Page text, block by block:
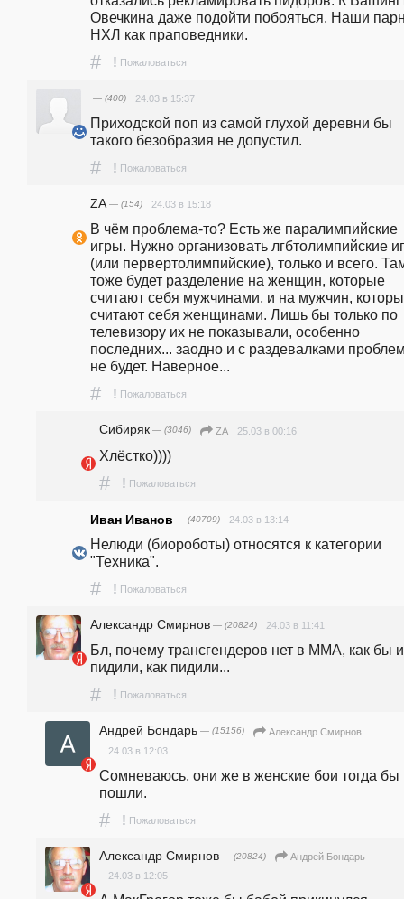
Овечкина даже подойти побояться. Наши
НХЛ как праповедники.
# ! Пожаловаться
— (400) 24.03 в 15:37
Приходской поп из самой глухой деревни бы
такого безобразия не допустил.
# ! Пожаловаться
ZA — (154) 24.03 в 15:18
В чём проблема-то? Есть же паралимпийские
игры. Нужно организовать лгбтолимпийские
(или первертолимпийские), только и всего.
тоже будет разделение на женщин, которые
считают себя мужчинами, и на мужчин,
считают себя женщинами. Лишь бы только по
телевизору их не показывали, особенно
последних... заодно и с раздевалками
не будет. Наверное...
# ! Пожаловаться
Сибиряк — (3046) ZA 25.03 в 00:16
Хлёстко))))
# ! Пожаловаться
Иван Иванов — (40709) 24.03 в 13:14
Нелюди (биороботы) относятся к категории
"Техника".
# ! Пожаловаться
Александр Смирнов — (20824) 24.03 в 11:41
Бл, почему трансгендеров нет в ММА, как бы
пидили, как пидили...
# ! Пожаловаться
Андрей Бондарь — (15156)
Александр Смирнов
24.03 в 12:03
Сомневаюсь, они же в женские бои тогда бы
пошли.
# ! Пожаловаться
Александр Смирнов — (20824)
Андрей Бондарь
24.03 в 12:05